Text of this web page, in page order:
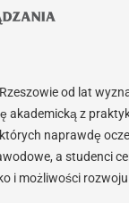
od lat
akademicką z
naprawdę
a studenci
i możliwości rozwoju